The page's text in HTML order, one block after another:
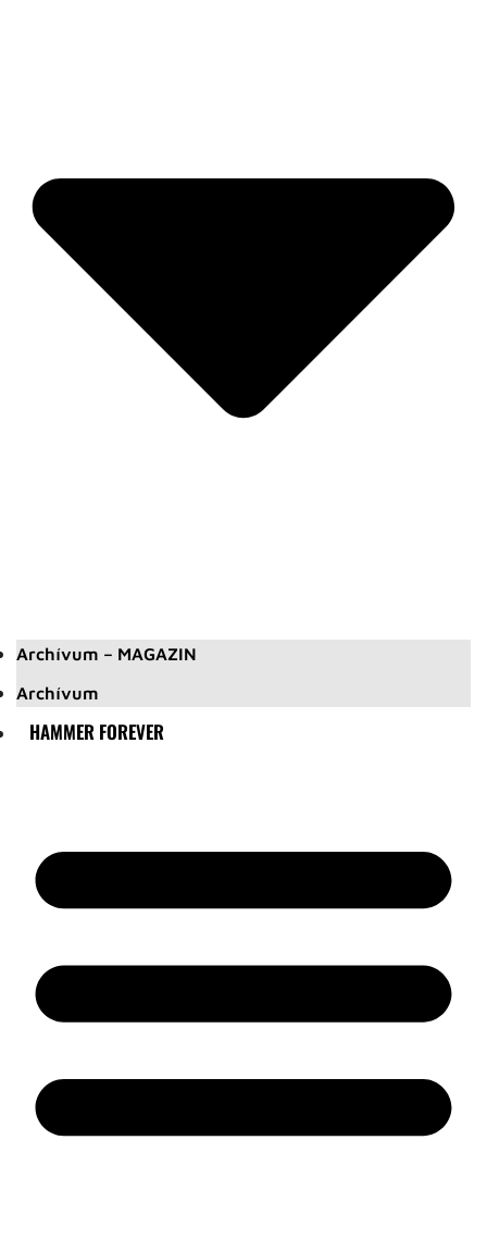
Archívum – MAGAZIN
Archívum
HAMMER FOREVER